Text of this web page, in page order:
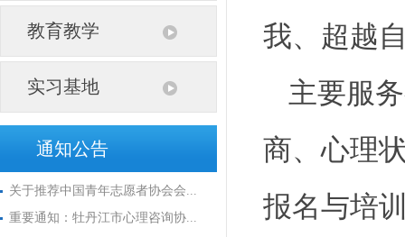
教育教学
实习基地
通知公告
关于推荐中国青年志愿者协会会...
重要通知：牡丹江市心理咨询协...
我、超越
主要服
商、心理
报名与培